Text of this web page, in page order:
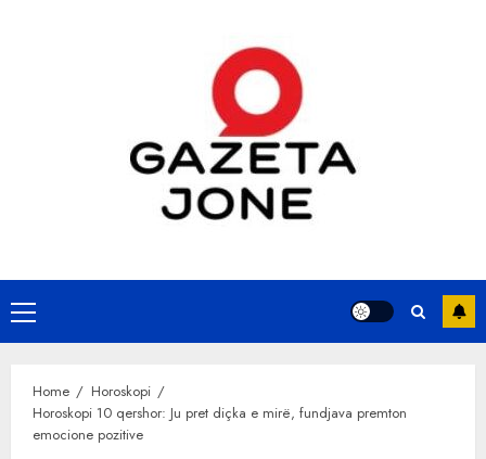
Primary
Menu
Home
Horoskopi
Horoskopi 10 qershor: Ju pret diçka e mirë, fundjava premton
emocione pozitive